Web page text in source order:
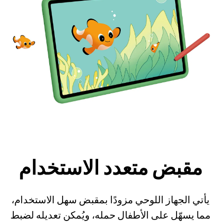
مقبض متعدد الاستخدام
يأتي الجهاز اللوحي مزودًا بمقبض سهل الاستخدام،
مما يسهّل على الأطفال حمله، ويُمكن تعديله لضبط